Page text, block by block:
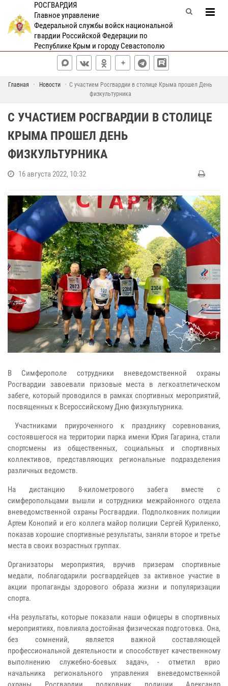
РОСГВАРДИЯ
Главное управление
Федеральной службы войск национальной
гвардии Российской Федерации по
Республике Крым и городу Севастополю
Главная Новости
С участием Росгвардии в столице Крыма прошел День
физкультурника
С УЧАСТИЕМ РОСГВАРДИИ В СТОЛИЦЕ
КРЫМА ПРОШЕЛ ДЕНЬ
ФИЗКУЛЬТУРНИКА
16 августа 2022, 10:32
В Симферополе сотрудники вневедомственной охраны
Росгвардии завоевали призовые места в легкоатлетическом
забеге, который проводился в рамках спортивных мероприятий,
посвященных к Всероссийскому Дню физкультурника.
Участниками приуроченного к празднику соревнования,
состоявшегося на территории парка имени Юрия Гагарина, стали
спортсмены из общественных, социальных и спортивных
коллективов, представляющих региональные подразделения
различных ведомств.
На дистанцию 8-километрового забега вместе с
симферопольцами вышли и сотрудники межрайонного отдела
вневедомственной охраны Росгвардии. Подполковник полиции
Артем Конопий и его коллега майор полиции Сергей Куриленко,
показав хорошие спортивные результаты, заняли второе и третье
места в своих возрастных группах.
Организаторы мероприятия, вручив призерам спортивные
медали, поблагодарили росгвардейцев за активное участие в
акции пропаганды здорового образа жизни и популяризации
спорта.
«На результаты, которые показали наши офицеры в спортивных
мероприятиях, повлияла достойная физическая подготовка. Она,
без сомнений, является важной составляющей
профессиональной деятельности и способствует качественному
выполнению служебно-боевых задач», - отметил врио
начальника регионального управления вневедомственной